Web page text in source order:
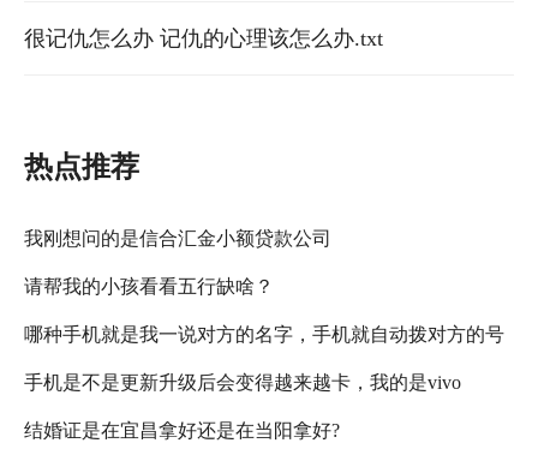
很记仇怎么办 记仇的心理该怎么办.txt
热点推荐
我刚想问的是信合汇金小额贷款公司
请帮我的小孩看看五行缺啥？
哪种手机就是我一说对方的名字，手机就自动拨对方的号
码？
手机是不是更新升级后会变得越来越卡，我的是vivo
y17t，该不该升级
结婚证是在宜昌拿好还是在当阳拿好?